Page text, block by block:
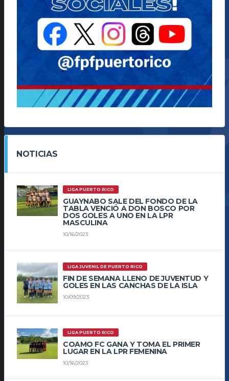
NOTICIAS
LIGA PUERTO RICO
GUAYNABO SALE DEL FONDO DE LA
TABLA VENCIÓ A DON BOSCO POR
DOS GOLES A UNO EN LA LPR
MASCULINA
10/16/2023
LIGA JUVENIL DE PUERTO RICO
FIN DE SEMANA LLENO DE JUVENTUD Y
GOLES EN LAS CANCHAS DE LA ISLA
10/09/2023
LIGA PUERTO RICO
COAMO FC GANA Y TOMA EL PRIMER
LUGAR EN LA LPR FEMENINA
10/16/2023